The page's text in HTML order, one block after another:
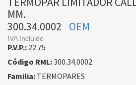
MM.
300.34.0002
OEM
IVA Incluido
P.V.P.: 22.75
Código RML:300.34.0002
Familia: TERMOPARES